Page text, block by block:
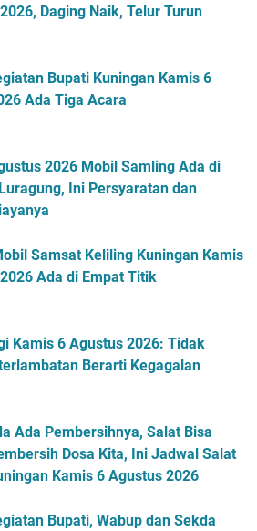
Daging Naik, Telur Turun
Bupati Kuningan Kamis 6
Ada Tiga Acara
2026 Mobil Samling Ada di
Ini Persyaratan dan
Samsat Keliling Kuningan Kamis
Ada di Empat Titik
Kamis 6 Agustus 2026: Tidak
Berarti Kegagalan
Ada Pembersihnya, Salat Bisa
Dosa Kita, Ini Jadwal Salat
Kamis 6 Agustus 2026
Bupati, Wabup dan Sekda